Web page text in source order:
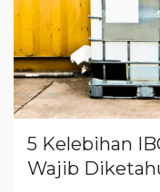
5 Kelebihan
Wajib